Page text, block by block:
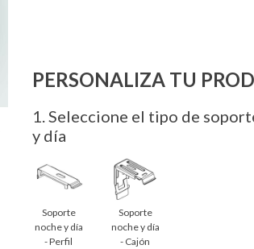
PERSONALIZA TU
1. Seleccione el tipo de
y día
Soporte
noche y día
- Perfil
Soporte
noche y día
- Cajón